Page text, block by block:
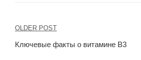
Навигация
по
OLDER POST
Ключевые факты о витамине B3